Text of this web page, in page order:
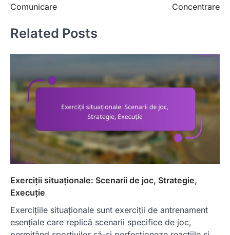
Comunicare
Concentrare
Related Posts
Exerciții situaționale: Scenarii de joc, Strategie,
Execuție
Exercițiile situaționale sunt exerciții de antrenament
esențiale care replică scenarii specifice de joc,